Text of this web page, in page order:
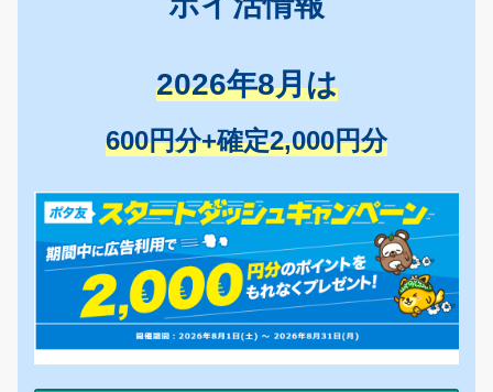
2026年8月は
600円分+確定2,000円分